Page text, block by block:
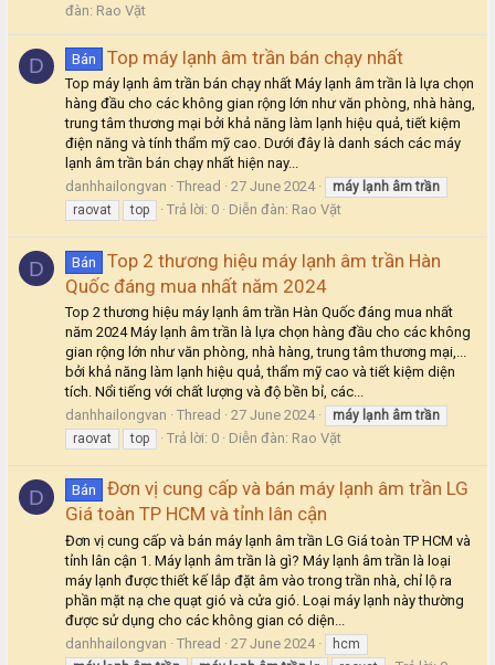
đàn: Rao Vặt
D Bán Top máy lạnh âm trần bán chạy nhất
Top máy lạnh âm trần bán chạy nhất Máy lạnh âm trần là lựa chọn
hàng đầu cho các không gian rộng lớn như văn phòng, nhà hàng,
trung tâm thương mại bởi khả năng làm lạnh hiệu quả, tiết kiệm
điện năng và tính thẩm mỹ cao. Dưới đây là danh sách các máy
lạnh âm trần bán chạy nhất hiện nay...
danhhailongvan
Thread 27 June 2024 máy lạnh âm trần
raovat
top Trả lời: 0 Diễn đàn: Rao Vặt
D Bán
Top 2 thương hiệu máy lạnh âm trần Hàn
Quốc đáng mua nhất năm 2024
Top 2 thương hiệu máy lạnh âm trần Hàn Quốc đáng mua nhất
năm 2024 Máy lạnh âm trần là lựa chọn hàng đầu cho các không
gian rộng lớn như văn phòng, nhà hàng, trung tâm thương mại,...
bởi khả năng làm lạnh hiệu quả, thẩm mỹ cao và tiết kiệm diện
tích. Nổi tiếng với chất lượng và độ bền bỉ, các...
danhhailongvan
Thread 27 June 2024 máy lạnh âm trần
raovat
top Trả lời: 0 Diễn đàn: Rao Vặt
D Bán
Đơn vị cung cấp và bán máy lạnh âm trần LG
Giá toàn TP HCM và tỉnh lân cận
Đơn vị cung cấp và bán máy lạnh âm trần LG Giá toàn TP HCM và
tỉnh lân cận 1. Máy lạnh âm trần là gì? Máy lạnh âm trần là loại
máy lạnh được thiết kế lắp đặt âm vào trong trần nhà, chỉ lộ ra
phần mặt nạ che quạt gió và cửa gió. Loại máy lạnh này thường
được sử dụng cho các không gian có diện...
danhhailongvan
Thread 27 June 2024
hcm